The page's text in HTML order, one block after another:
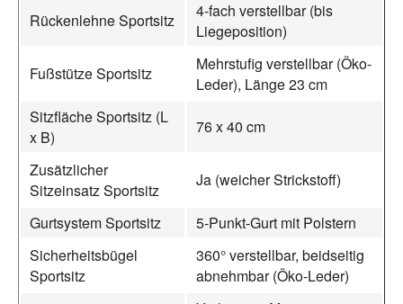
Rückenlehne Sportsitz
4-fach verstellbar (bis
Liegeposition)
Fußstütze Sportsitz
Mehrstufig verstellbar (Öko-
Leder), Länge 23 cm
Sitzfläche Sportsitz (L
x B)
76 x 40 cm
Zusätzlicher
Sitzeinsatz Sportsitz
Ja (weicher Strickstoff)
Gurtsystem Sportsitz
5-Punkt-Gurt mit Polstern
Sicherheitsbügel
Sportsitz
360° verstellbar, beidseitig
abnehmbar (Öko-Leder)